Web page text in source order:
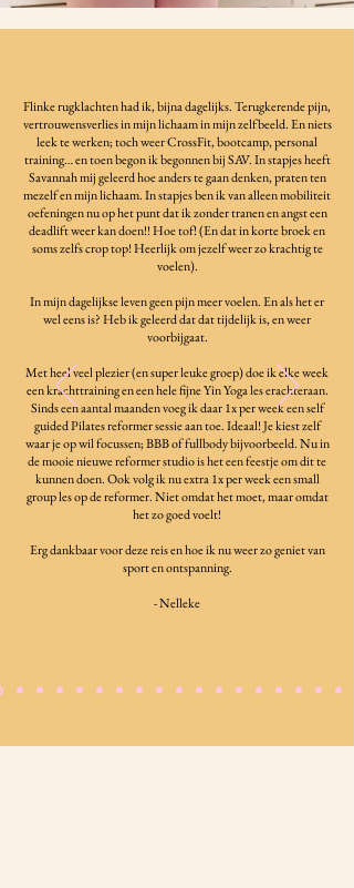
Flinke rugklachten had ik, bijna dagelijks. Terugkerende pijn,
vertrouwensverlies in mijn lichaam in mijn zelfbeeld. En niets
leek te werken; toch weer CrossFit, bootcamp, personal
training… en toen begon ik begonnen bij SAV. In stapjes heeft
Savannah mij geleerd hoe anders te gaan denken, praten ten
mezelf en mijn lichaam. In stapjes ben ik van alleen mobiliteit
oefeningen nu op het punt dat ik zonder tranen en angst een
deadlift weer kan doen!! Hoe tof! (En dat in korte broek en
soms zelfs crop top! Heerlijk om jezelf weer zo krachtig te
voelen).
In mijn dagelijkse leven geen pijn meer voelen. En als het er
wel eens is? Heb ik geleerd dat dat tijdelijk is, en weer
voorbijgaat.
Met heel veel plezier (en super leuke groep) doe ik elke week
een krachttraining en een hele fijne Yin Yoga les erachteraan.
Sinds een aantal maanden voeg ik daar 1x per week een self
guided Pilates reformer sessie aan toe. Ideaal! Je kiest zelf
waar je op wil focussen; BBB of fullbody bijvoorbeeld. Nu in
de mooie nieuwe reformer studio is het een feestje om dit te
kunnen doen. Ook volg ik nu extra 1x per week een small
group les op de reformer. Niet omdat het moet, maar omdat
het zo goed voelt!
Erg dankbaar voor deze reis en hoe ik nu weer zo geniet van
sport en ontspanning.
- Nelleke